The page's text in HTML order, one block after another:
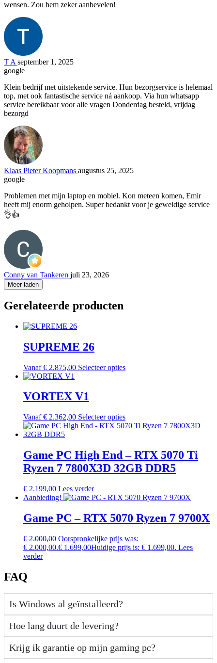
wensen. Zou hem zeker aanbevelen!
T A september 1, 2025
google
Klein bedrijf met uitstekende service. Hun bezorgservice is helemaal
top, met ook fantastische service ná aankoop. Via hun whatsapp
service bereikbaar voor alle vragen Donderdag besteld, vrijdag
bezorgd
Klaas Pieter Koopmans augustus 25, 2025
google
Problemen met mijn laptop en mobiel. Kon meteen komen, Emir
heeft mij enorm geholpen. Super bedankt voor je geweldige service
👌👍
Conny van Tankeren juli 23, 2026
Meer laden
Gerelateerde producten
SUPREME 26
Vanaf€ 2.875,00 Selecteer opties
VORTEX V1
Vanaf€ 2.362,00 Selecteer opties
Game PC High End – RTX 5070 Ti
Ryzen 7 7800X3D 32GB DDR5
€ 2.199,00 Lees verder
Aanbieding!
Game PC – RTX 5070 Ryzen 7 9700X
€2.000,00 Oorspronkelijke prijs was:
€ 2.000,00.€ 1.699,00Huidige prijs is: € 1.699,00. Lees
verder
FAQ
Is Windows al geïnstalleerd?
Hoe lang duurt de levering?
Krijg ik garantie op mijn gaming pc?